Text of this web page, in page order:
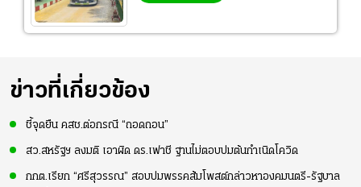
ข่าวที่เกี่ยวข้อง
ชี้จุดยืน คสช.ต่อกรณี “ถอดถอน”
สว.สหรัฐฯ ลงมติ เอาผิด ดร.เฟาชี ฐานไม่ตอบปมต้นกำเนิดโควิด
กกต.เรียก “ศรีสุวรรณ” สอบปมพรรคส้มโพสต์กล่าวหาองคมนตรี-รัฐบาล